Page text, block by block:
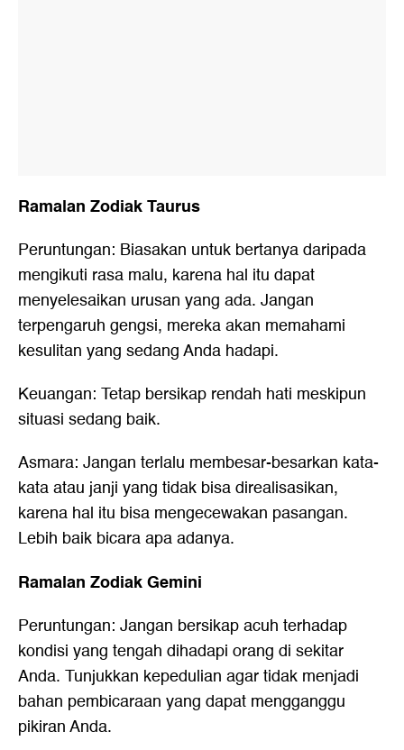
Ramalan Zodiak Taurus
Peruntungan: Biasakan untuk bertanya daripada
mengikuti rasa malu, karena hal itu dapat
menyelesaikan urusan yang ada. Jangan
terpengaruh gengsi, mereka akan memahami
kesulitan yang sedang Anda hadapi.
Keuangan: Tetap bersikap rendah hati meskipun
situasi sedang baik.
Asmara: Jangan terlalu membesar-besarkan kata-
kata atau janji yang tidak bisa direalisasikan,
karena hal itu bisa mengecewakan pasangan.
Lebih baik bicara apa adanya.
Ramalan Zodiak Gemini
Peruntungan: Jangan bersikap acuh terhadap
kondisi yang tengah dihadapi orang di sekitar
Anda. Tunjukkan kepedulian agar tidak menjadi
bahan pembicaraan yang dapat mengganggu
pikiran Anda.